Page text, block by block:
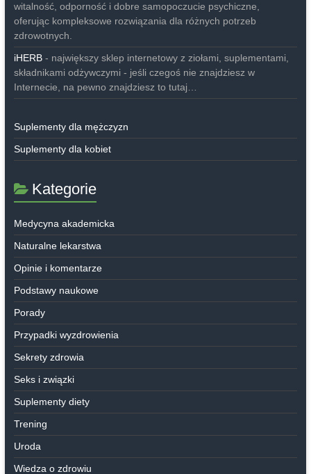
witalność, odporność i dobre samopoczucie psychiczne,
oferując kompleksowe rozwiązania dla różnych potrzeb
zdrowotnych.
iHERB- największy sklep internetowy z ziołami, suplementami,
składnikami odżywczymi - jeśli czegoś nie znajdziesz w
Internecie, na pewno znajdziesz to tutaj…
Suplementy dla mężczyzn
Suplementy dla kobiet
Kategorie
Medycyna akademicka
Naturalne lekarstwa
Opinie i komentarze
Podstawy naukowe
Porady
Przypadki wyzdrowienia
Sekrety zdrowia
Seks i związki
Suplementy diety
Trening
Uroda
Wiedza o zdrowiu